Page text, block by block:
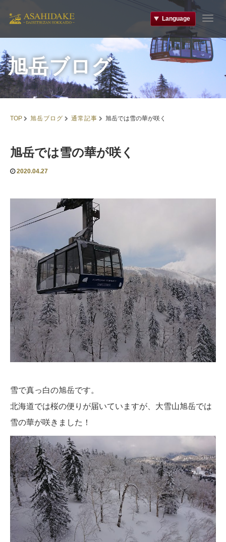
T
g
g
l
v
Language
旭岳ブログ
TOP 旭岳ブログ 通常記事 旭岳では雪の華が咲く
旭岳では雪の華が咲く
2020.04.27
雪で真っ白の旭岳です。
北海道では桜の便りが届いていますが、大雪山旭岳では
雪の華が咲きました！